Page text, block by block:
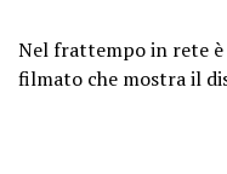
Nel frattempo in rete è
filmato che mostra il